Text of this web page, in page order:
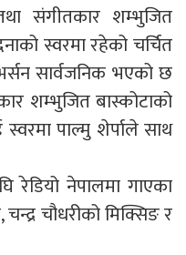
संगीतकार शम्भुजित
स्वरमा रहेको चर्चित
सार्वजनिक भएको छ
शम्भुजित बास्कोटाको
पाल्मु शेर्पाले साथ
रेडियो नेपालमा गाएका
चौधरीको मिक्सिङ र